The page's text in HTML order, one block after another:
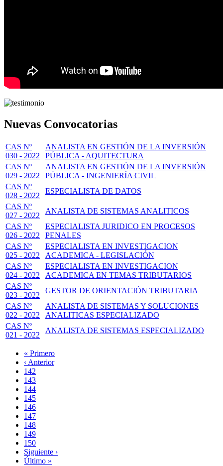
Nuevas Convocatorias
CAS Nº
030 - 2022
ANALISTA EN GESTIÓN DE LA INVERSIÓN
PÚBLICA - AQUITECTURA
CAS Nº
029 - 2022
ANALISTA EN GESTIÓN DE LA INVERSIÓN
PÚBLICA - INGENIERÍA CIVIL
CAS Nº
028 - 2022
ESPECIALISTA DE DATOS
CAS Nº
027 - 2022
ANALISTA DE SISTEMAS ANALITICOS
CAS Nº
026 - 2022
ESPECIALISTA JURIDICO EN PROCESOS
PENALES
CAS Nº
025 - 2022
ESPECIALISTA EN INVESTIGACION
ACADEMICA - LEGISLACIÓN
CAS Nº
024 - 2022
ESPECIALISTA EN INVESTIGACION
ACADEMICA EN TEMAS TRIBUTARIOS
CAS Nº
023 - 2022
GESTOR DE ORIENTACIÓN TRIBUTARIA
CAS Nº
022 - 2022
ANALISTA DE SISTEMAS Y SOLUCIONES
ANALITICAS ESPECIALIZADO
CAS Nº
021 - 2022
ANALISTA DE SISTEMAS ESPECIALIZADO
Paginación
Primera
página
« Primero
Página
anterior
‹ Anterior
Page
142
Page
143
Page
144
Page
145
Página
actual
146
Page
147
Page
148
Page
149
Page
150
Siguiente
página
Siguiente ›
Última
Último »